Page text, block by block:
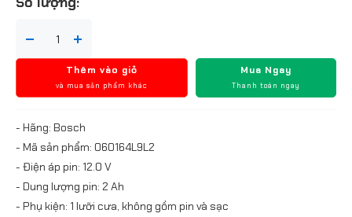
Thêm vào giỏ
và mua sản phẩm khác
Mua Ngay
Thanh toán ngay
- Hãng: Bosch
- Mã sản phẩm: 060164L9L2
- Điện áp pin: 12.0 V
- Dung lượng pin: 2 Ah
- Phụ kiện: 1 lưỡi cưa, không gồm pin và sạc